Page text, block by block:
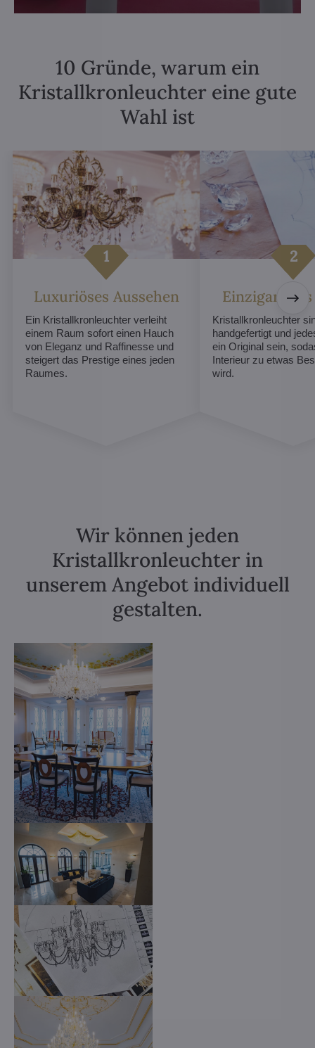
10 Gründe, warum ein
Kristallkronleuchter eine gute
Wahl ist
Luxuriöses Aussehen
Ein Kristallkronleuchter verleiht
einem Raum sofort einen Hauch
von Eleganz und Raffinesse und
steigert das Prestige eines jeden
Raumes.
Kristallkronleuchter
handgefertigt und
ein Original sein,
Interieur zu etwas
wird.
Wir können jeden
Kristallkronleuchter in
unserem Angebot individuell
gestalten.